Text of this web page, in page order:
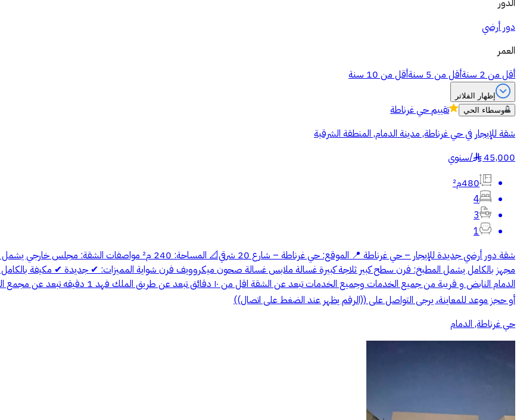
الدور
دور أرضي
العمر
أقل من 2 سنة
أقل من 5 سنة أقل من 10 سنة
إظهار الفلاتر
وسطاء الحي
تقييمحي غرناطة
شقة للإيجار في حي غرناطة, مدينة الدمام, المنطقة الشرقية
45,000
§
/سنوي
480م²
4
3
1
مجهز بالكامل يشمل المطبخ: فرن سطح كبير ثلاجة كبيرة غسالة ملابس غسالة صحون ميكروويف فرن شواية المميزات: ✔ جديدة ✔ مكيفة
أو حجز موعد للمعاينة، يرجى التواصل على ((الرقم يظهر عند الضغط على اتصال))
حي غرناطة, الدمام